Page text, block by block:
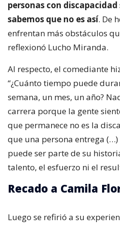
personas con
sabemos que no es así. De
enfrentan más obstáculos
reflexionó Lucho Miranda.
Al respecto, el comediante
“¿Cuánto tiempo puede
semana, un mes, un año?
carrera porque la gente
que permanece no es la
que una persona entrega
puede ser parte de su
talento, el esfuerzo ni el
Recado a Camila
Luego se refirió a su